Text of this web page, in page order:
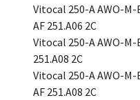
Vitocal 250-A AWO-M-
AF 251.A06 2C
Vitocal 250-A AWO-M-
251.A08 2C
Vitocal 250-A AWO-M-
AF 251.A08 2C